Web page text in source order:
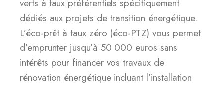
verts à taux préférentiels spécifiquement
dédiés aux projets de transition énergétique.
L’éco-prêt à taux zéro (éco-PTZ) vous permet
d’emprunter jusqu’à 50 000 euros sans
intérêts pour financer vos travaux de
rénovation énergétique incluant l’installation